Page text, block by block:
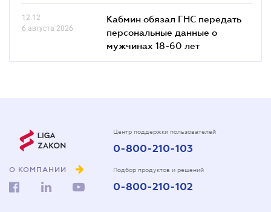
12.12
6 августа 2026
Кабмин обязал ГНС передать
персональные данные о
мужчинах 18-60 лет
О КОМПАНИИ
Центр поддержки пользователей
0-800-210-103
Подбор продуктов и решений
0-800-210-102